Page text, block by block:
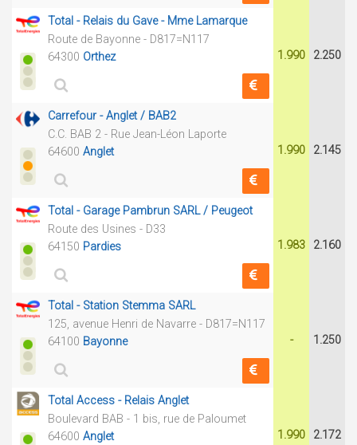
Total - Relais du Gave - Mme Lamarque
Route de Bayonne - D817=N117
64300 Orthez 1.990 2.250
Carrefour - Anglet / BAB2
C.C. BAB 2 - Rue Jean-Léon Laporte
64600 Anglet 1.990 2.145
Total - Garage Pambrun SARL / Peugeot
Route des Usines - D33
64150 Pardies 1.983 2.160
Total - Station Stemma SARL
125, avenue Henri de Navarre - D817=N117
64100 Bayonne - 1.250
Total Access - Relais Anglet
Boulevard BAB - 1 bis, rue de Paloumet
64600 Anglet 1.990 2.172